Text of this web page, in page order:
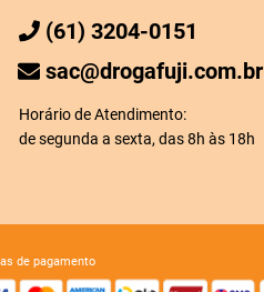
(61) 3204-0151
sac@drogafuji.com.br
Horário de Atendimento:
de segunda a sexta, das 8h às 18h
de pagamento